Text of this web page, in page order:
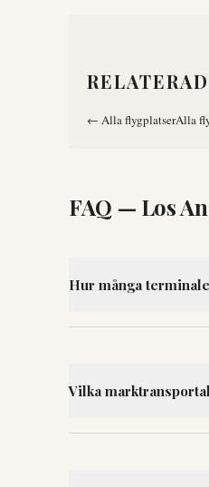
← Alla flygplatserAlla
FAQ — Los
Hur många
Vilka